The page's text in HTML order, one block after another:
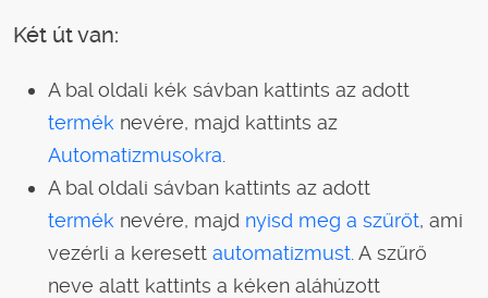
Két út van:
A bal oldali kék sávban kattints az adott
termék nevére, majd kattints az
Automatizmusokra
A bal oldali sávban kattints az adott
termék nevére, majd nyisd meg a szűrőt, ami
vezérli a keresett automatizmust . A szűrő
neve alatt kattints a kéken aláhúzott